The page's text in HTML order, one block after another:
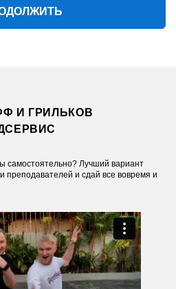
И ГРИЛЬКОВ
самостоятельно? Лучший вариант
преподавателей и сдай все вовремя и